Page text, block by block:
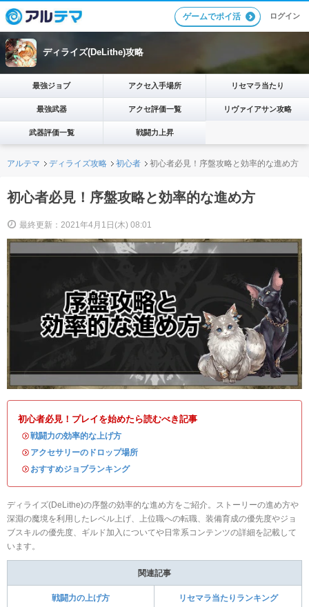
ゲームでポイ活 ログイン
ディライズ(DeLithe)攻略
最強ジョブ アクセ入手場所 リセマラ当たり
最強武器 アクセ評価一覧 リヴァイアサン攻略
武器評価一覧 戦闘力上昇
アルテマ ディライズ攻略 初心者 初心者必見！序盤攻略と効率的な進め方
初心者必見！序盤攻略と効率的な進め方
最終更新：2021年4月1日(木) 08:01
初心者必見！プレイを始めたら読むべき記事
・戦闘力の効率的な上げ方
・ アクセサリーのドロップ場所
・ おすすめジョブランキング
ディライズ(DeLithe)の序盤の効率的な進め方をご紹介。ストーリーの進め方や
深淵の魔境を利用したレベル上げ、上位職への転職、装備育成の優先度やジョ
ブスキルの優先度、ギルド加入についてや日常系コンテンツの詳細を記載して
います。
関連記事
戦闘力の上げ方 リセマラ当たりランキング